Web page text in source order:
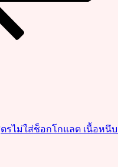
แซ่บ
รไม่ใส่ช็อกโกแลต เนื้อหนึ